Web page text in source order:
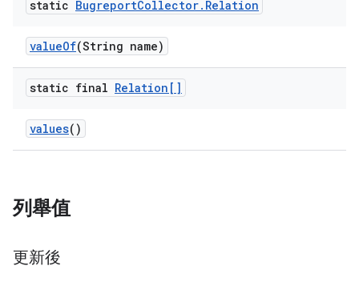
static BugreportCollector. Relation
valueOf(String name)
static final Relation[]
values()
列舉值
更新後